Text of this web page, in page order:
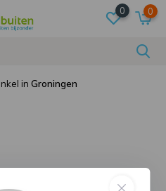
0 0
inGroningen